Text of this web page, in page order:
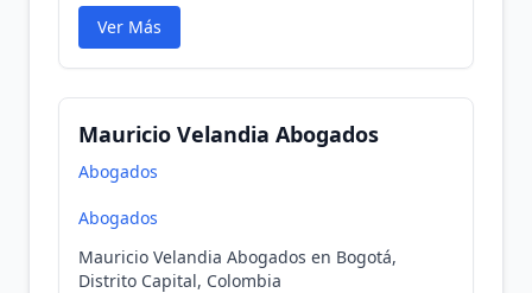
Ver Más
Mauricio Velandia Abogados
Abogados
Abogados
Mauricio Velandia Abogados en Bogotá,
Distrito Capital, Colombia